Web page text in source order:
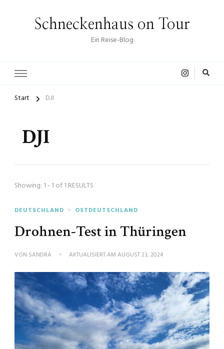
Schneckenhaus on Tour
Ein Reise-Blog
Start DJI
DJI
Showing: 1 - 1 of 1 RESULTS
DEUTSCHLAND OSTDEUTSCHLAND
Drohnen-Test in Thüringen
VON SANDRA AKTUALISIERT AM AUGUST 23, 2024